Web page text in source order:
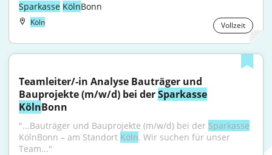
Sparkasse KölnBonn
Köln Vollzeit
Teamleiter/-in Analyse Bauträger und
Bauprojekte (m/w/d) bei der Sparkasse
KölnBonn
"...Bauträger und Bauprojekte (m/w/d) bei der Sparkasse
KölnBonn – am Standort Köln. Wir suchen für unser
Team..."